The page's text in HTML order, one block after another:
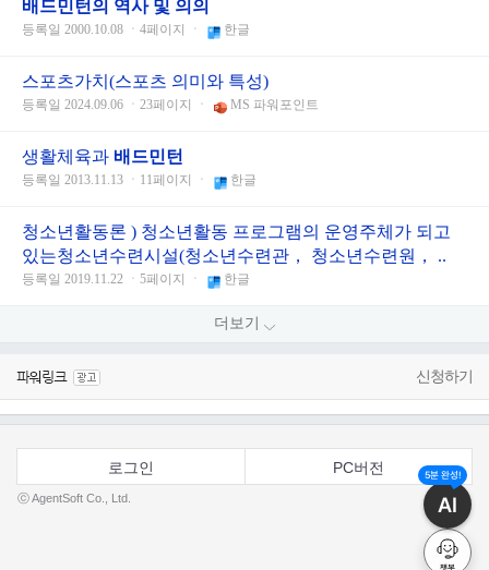
배드민턴의 역사 및 의의
등록일 2000.10.08 ㆍ4페이지 ㆍ 한글
스포츠가치(스포츠 의미와 특성)
등록일 2024.09.06 ㆍ23페이지 ㆍ MS 파워포인트
생활체육과 배드민턴
등록일 2013.11.13 ㆍ11페이지 ㆍ 한글
청소년활동론 ) 청소년활동 프로그램의 운영주체가 되고
있는청소년수련시설(청소년수련관， 청소년수련원， ..
등록일 2019.11.22 ㆍ5페이지 ㆍ 한글
더보기
신청하기
로그인 PC버전
ⓒ AgentSoft Co., Ltd.
5분 완성!
AI
챗봇